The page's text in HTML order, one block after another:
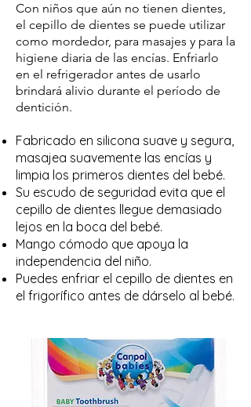
Con niños que aún no tienen dientes,
el cepillo de dientes se puede utilizar
como mordedor, para masajes y para la
higiene diaria de las encías. Enfriarlo
en el refrigerador antes de usarlo
brindará alivio durante el período de
dentición.
Fabricado en silicona suave y segura,
masajea suavemente las encías y
limpia los primeros dientes del bebé.
Su escudo de seguridad evita que el
cepillo de dientes llegue demasiado
lejos en la boca del bebé.
Mango cómodo que apoya la
independencia del niño.
Puedes enfriar el cepillo de dientes en
el frigorífico antes de dárselo al bebé.